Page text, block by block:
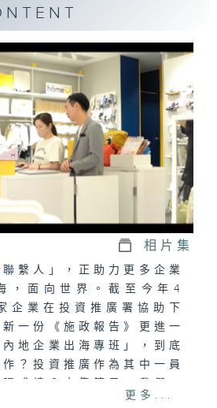
相片集
繫人」，正助力更多企業
，面向世界。截至今年4
企業在投資推廣署協助下
一份《施政報告》更進一
地企業出海專班」，到底
？投資推廣作為其中一員
更多...